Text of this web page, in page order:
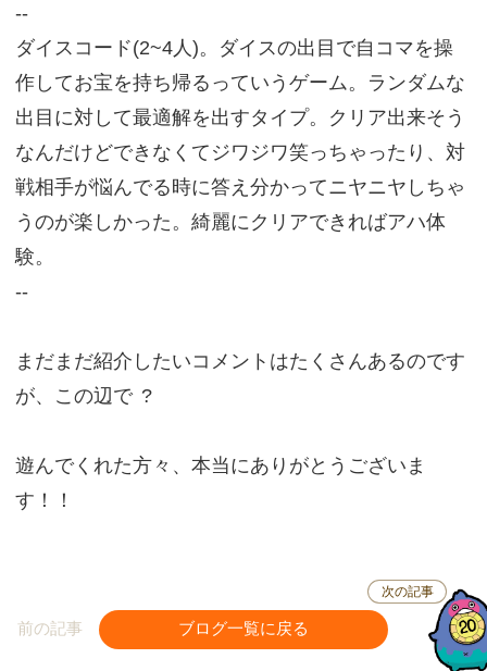
--
ダイスコード(2~4人)。ダイスの出目で自コマを操
作してお宝を持ち帰るっていうゲーム。ランダムな
出目に対して最適解を出すタイプ。クリア出来そう
なんだけどできなくてジワジワ笑っちゃったり、対
戦相手が悩んでる時に答え分かってニヤニヤしちゃ
うのが楽しかった。綺麗にクリアできればアハ体
験。
--
まだまだ紹介したいコメントはたくさんあるのです
が、この辺で ?
遊んでくれた方々、本当にありがとうございま
す！！
前の記事 ブログ一覧に戻る
次の記事